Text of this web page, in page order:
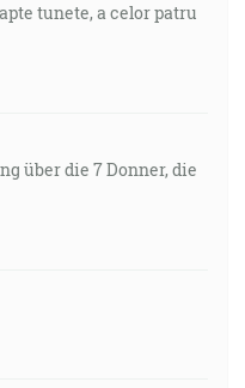
tunete, a celor patru
über die 7 Donner, die